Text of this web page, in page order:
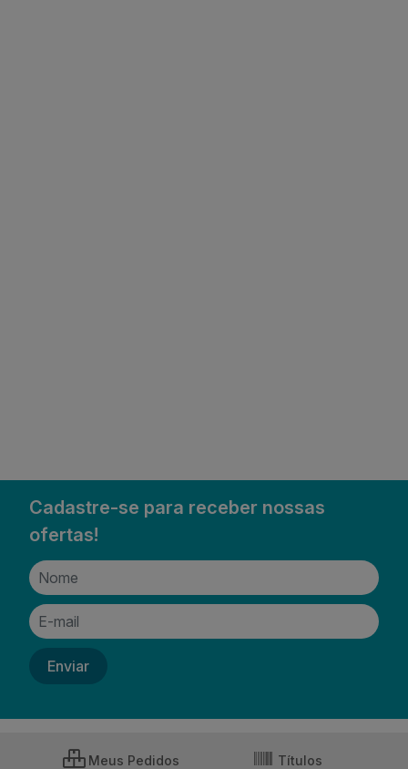
Cadastre-se para receber nossas
ofertas!
Meus Pedidos Títulos